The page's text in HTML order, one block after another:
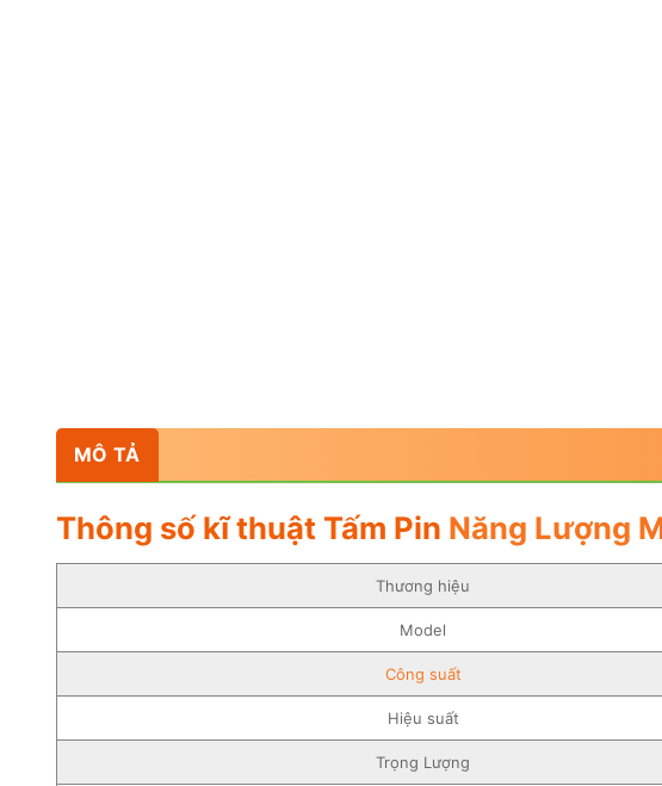
MÔ TẢ
Thông số kĩ thuật Tấm Pin Năng Lượng
Thương hiệu
Model
Công suất
Hiệu suất
Trọng Lượng